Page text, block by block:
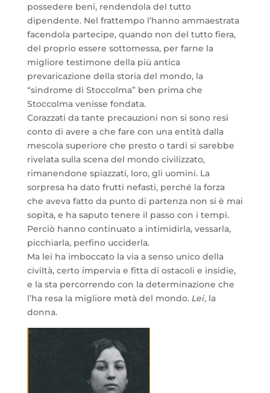
possedere beni, rendendola del tutto
dipendente. Nel frattempo l’hanno ammaestrata
facendola partecipe, quando non del tutto fiera,
del proprio essere sottomessa, per farne la
migliore testimone della più antica
prevaricazione della storia del mondo, la
“sindrome di Stoccolma” ben prima che
Stoccolma venisse fondata.
Corazzati da tante precauzioni non si sono resi
conto di avere a che fare con una entità dalla
mescola superiore che presto o tardi si sarebbe
rivelata sulla scena del mondo civilizzato,
rimanendone spiazzati, loro, gli uomini. La
sorpresa ha dato frutti nefasti, perché la forza
che aveva fatto da punto di partenza non si è mai
sopita, e ha saputo tenere il passo con i tempi.
Perciò hanno continuato a intimidirla, vessarla,
picchiarla, perfino ucciderla.
Ma lei ha imboccato la via a senso unico della
civiltà, certo impervia e fitta di ostacoli e insidie,
e la sta percorrendo con la determinazione che
l’ha resa la migliore metà del mondo. Lei, la
donna.